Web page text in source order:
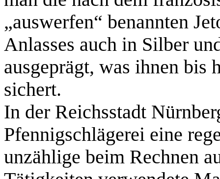
„auswerfen“ benannten
Anlasses auch in Silber
ausgeprägt, was ihnen bis
sichert.
In der Reichsstadt
Pfennigschlägerei eine
unzählige beim Rechnen